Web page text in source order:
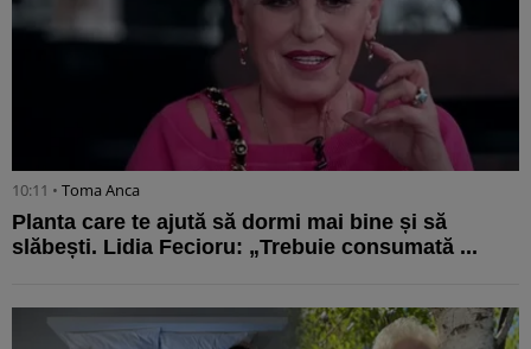
10:11 • Toma Anca
Planta care te ajută să dormi mai bine și să
slăbești. Lidia Fecioru: „Trebuie consumată ...